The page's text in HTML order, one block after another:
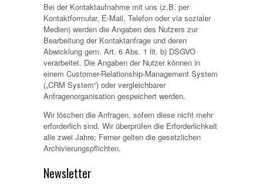
Bei der Kontaktaufnahme mit uns (z.B. per
Kontaktformular, E-Mail, Telefon oder via sozialer
Medien) werden die Angaben des Nutzers zur
Bearbeitung der Kontaktanfrage und deren
Abwicklung gem. Art. 6 Abs. 1 lit. b) DSGVO
verarbeitet. Die Angaben der Nutzer können in
einem Customer-Relationship-Management System
(„CRM System“) oder vergleichbarer
Anfragenorganisation gespeichert werden.
Wir löschen die Anfragen, sofern diese nicht mehr
erforderlich sind. Wir überprüfen die Erforderlichkeit
alle zwei Jahre; Ferner gelten die gesetzlichen
Archivierungspflichten.
Newsletter